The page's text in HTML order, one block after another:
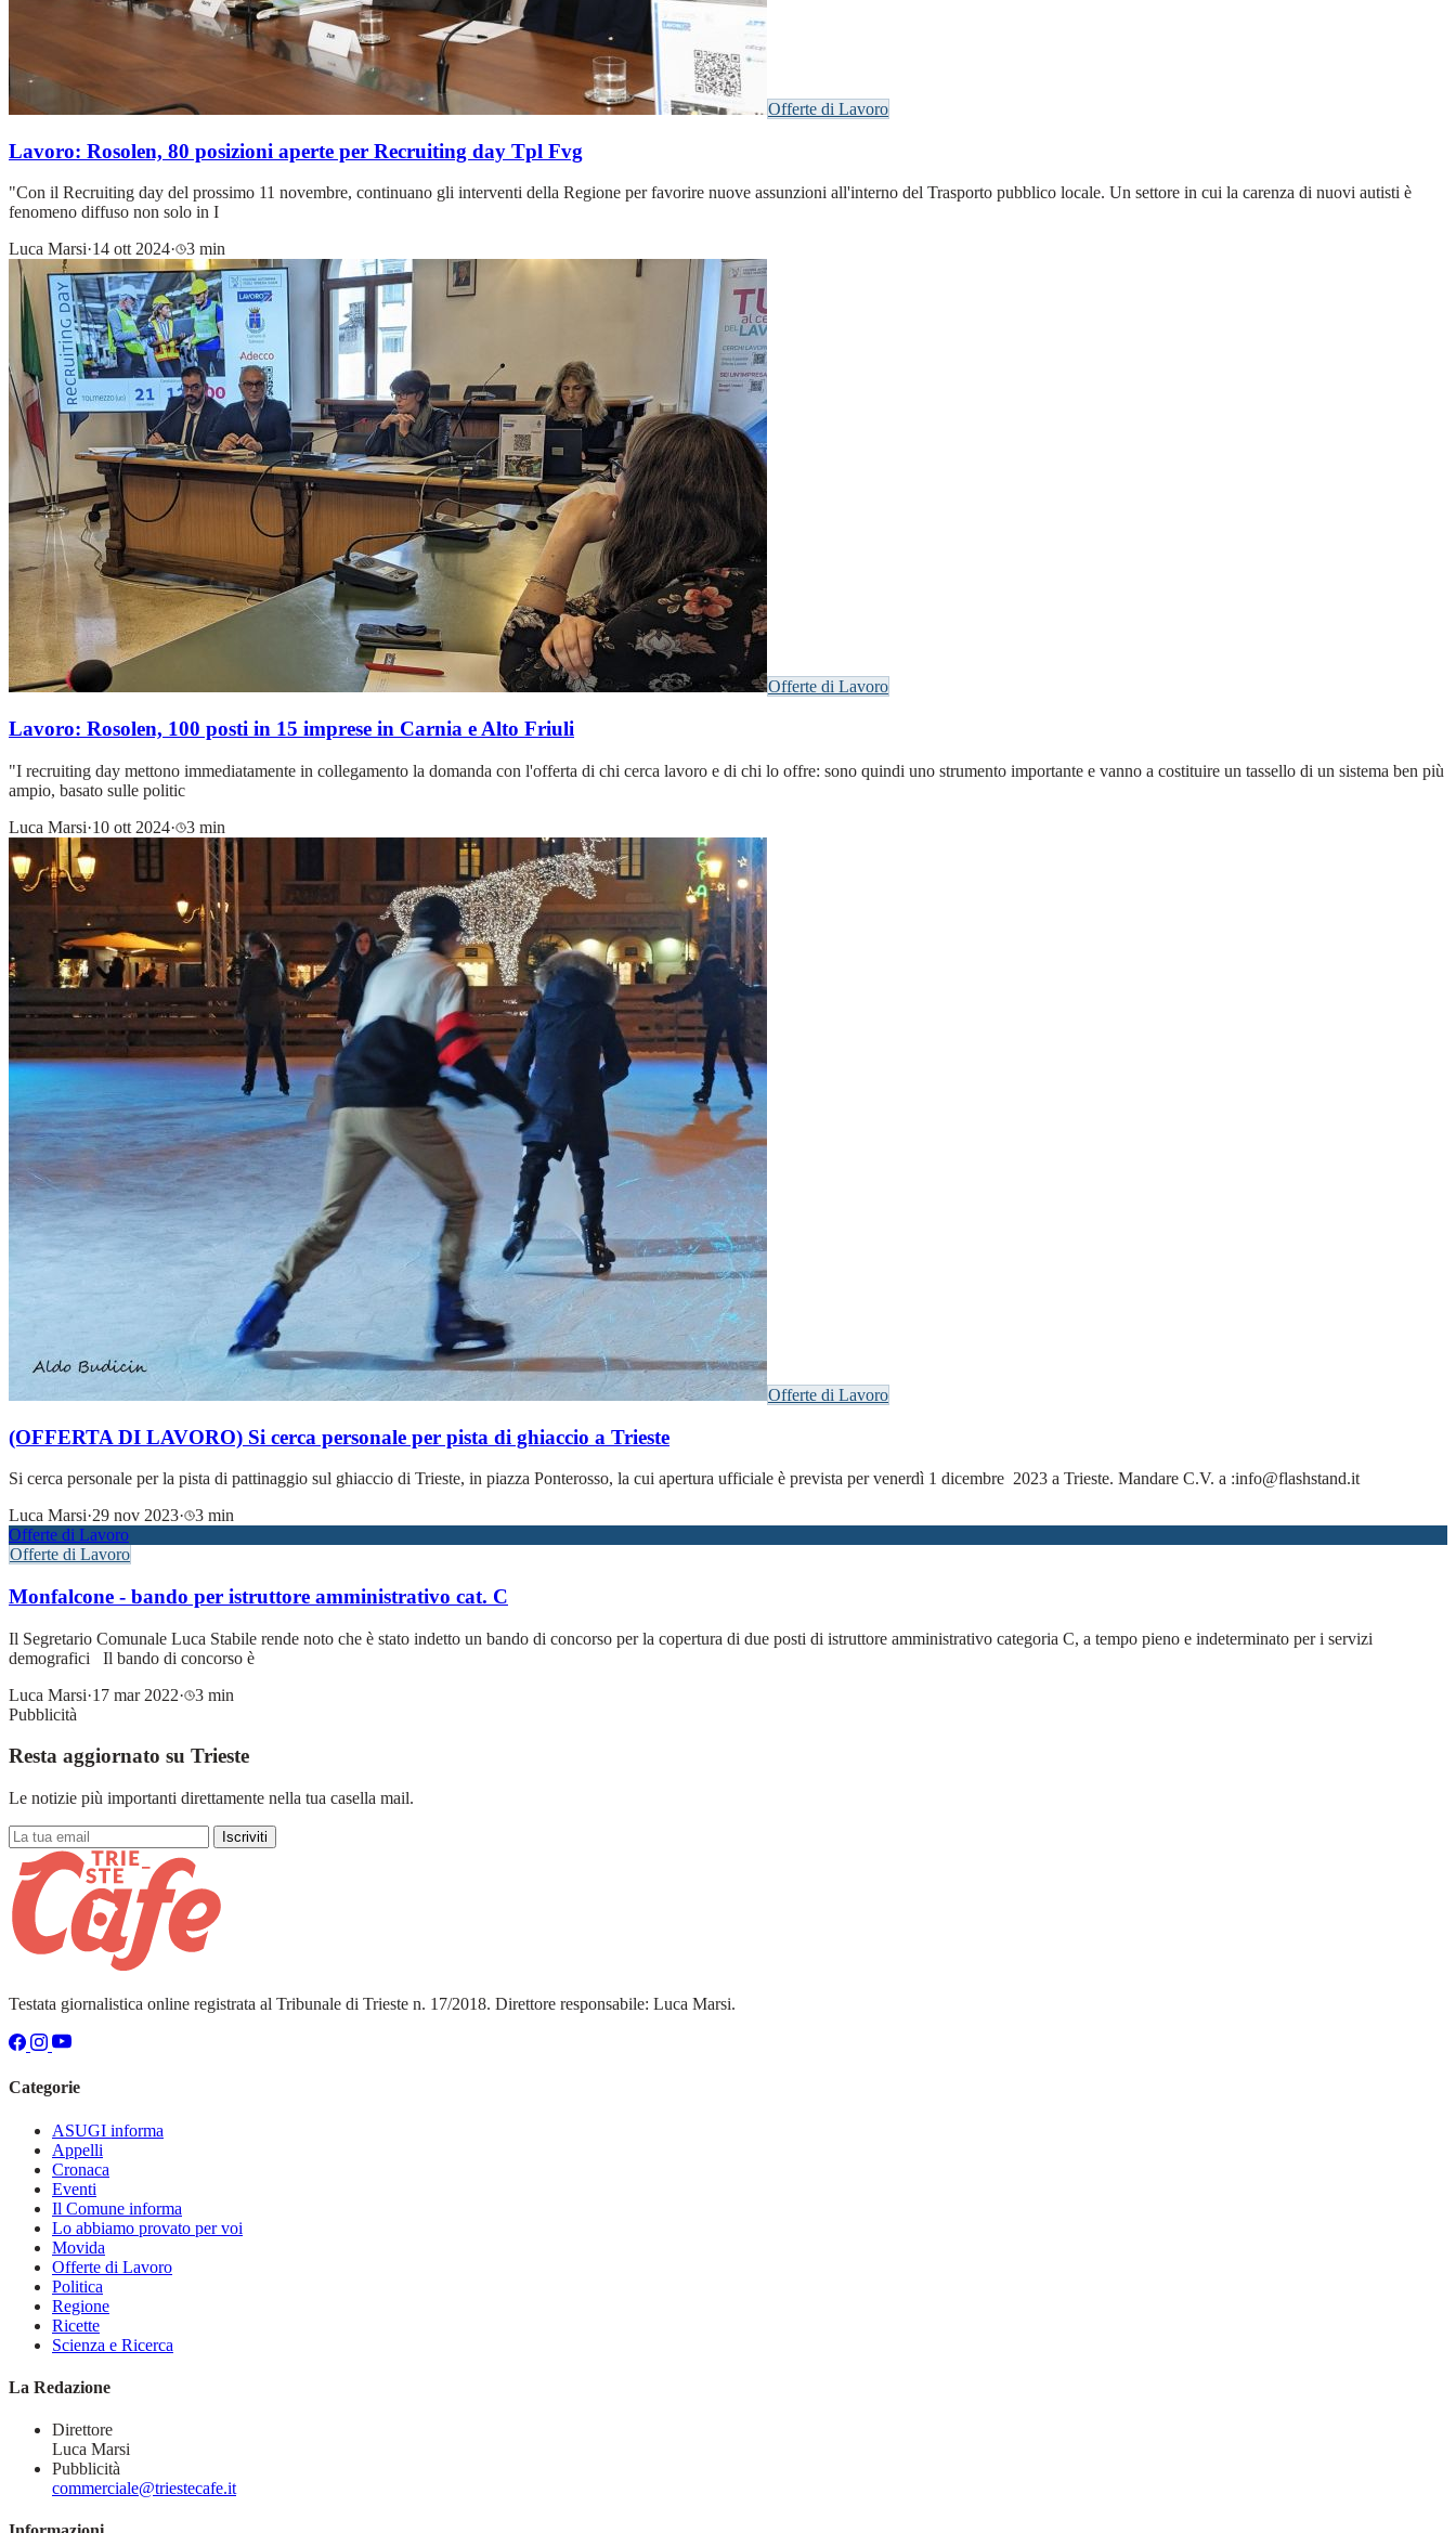
Offerte di Lavoro
Lavoro: Rosolen, 80 posizioni aperte per Recruiting day Tpl Fvg
"Con il Recruiting day del prossimo 11 novembre, continuano gli interventi della Regione per favorire nuove assunzioni all'interno del Trasporto pubblico locale. Un settore in cui la carenza di nuovi autisti è
fenomeno diffuso non solo in I
Luca Marsi·14 ott 2024· 3 min
Offerte di Lavoro
Lavoro: Rosolen, 100 posti in 15 imprese in Carnia e Alto Friuli
"I recruiting day mettono immediatamente in collegamento la domanda con l'offerta di chi cerca lavoro e di chi lo offre: sono quindi uno strumento importante e vanno a costituire un tassello di un sistema ben più
ampio, basato sulle politic
Luca Marsi·10 ott 2024· 3 min
Offerte di Lavoro
(OFFERTA DI LAVORO) Si cerca personale per pista di ghiaccio a Trieste
Si cerca personale per la pista di pattinaggio sul ghiaccio di Trieste, in piazza Ponterosso, la cui apertura ufficiale è prevista per venerdì 1 dicembre 2023 a Trieste. Mandare C.V. a :info@flashstand.it
Luca Marsi·29 nov 2023·
3 min
Offerte di Lavoro
Offerte di Lavoro
Monfalcone - bando per istruttore amministrativo cat. C
Il Segretario Comunale Luca Stabile rende noto che è stato indetto un bando di concorso per la copertura di due posti di istruttore amministrativo categoria C, a tempo pieno e indeterminato per i servizi
demografici Il bando di concorso è
Luca Marsi·17 mar 2022·
3 min
Pubblicità
Resta aggiornato su Trieste
Le notizie più importanti direttamente nella tua casella mail.
Iscriviti
Testata giornalistica online registrata al Tribunale di Trieste n. 17/2018. Direttore responsabile: Luca Marsi.
Categorie
ASUGI informa
Appelli
Cronaca
Eventi
Il Comune informa
Lo abbiamo provato per voi
Movida
Offerte di Lavoro
Politica
Regione
Ricette
Scienza e Ricerca
La Redazione
Direttore
Luca Marsi
Pubblicità
commerciale@triestecafe.it